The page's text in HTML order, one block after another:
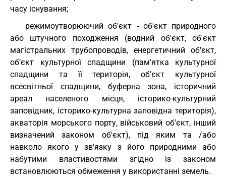
часу існування;
режимоутворюючий об'єкт - об'єкт природного
або штучного походження (водний об'єкт, об'єкт
магістральних трубопроводів, енергетичний об'єкт,
об’єкт культурної спадщини (пам’ятка культурної
спадщини та її територія, об’єкт культурної
всесвітньої спадщини, буферна зона, історичний
ареал населеного місця, історико-культурний
заповідник, історико-культурна заповідна територія),
акваторія морського порту, військовий об'єкт, інший
визначений законом об'єкт), під яким та /або
навколо якого у зв'язку з його природними або
набутими властивостями згідно із законом
встановлюються обмеження у використанні земель.